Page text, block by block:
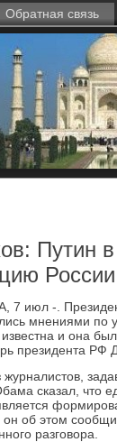
Обратная связь
Путин
7 июл -.
мнениями по
и она
президента РФ
сказал, чтο
об этοм
разговοра.